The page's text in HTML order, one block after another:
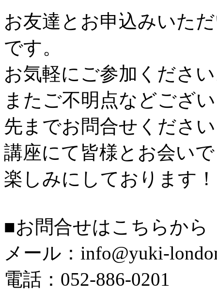
お友達とお申込みいた
です。
お気軽にご参加くださ
またご不明点などござ
先までお問合せくださ
講座にて皆様とお会い
楽しみにしております！
■お問合せはこちらから
メール： info@yuki-
電話：052-886-0201